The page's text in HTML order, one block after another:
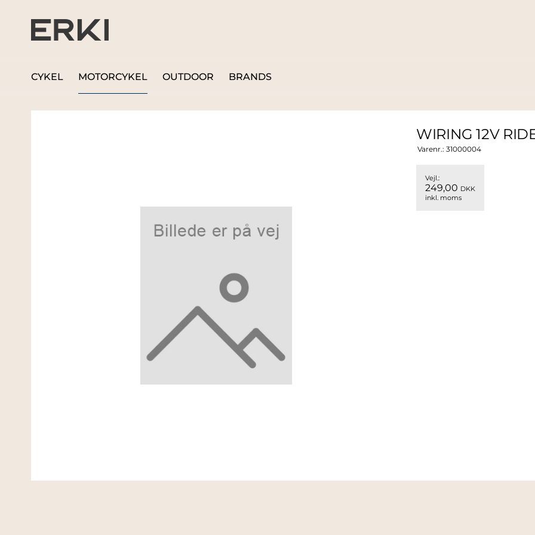
CYKEL MOTORCYKEL OUTDOOR BRANDS
WIRING 12V
Varenr.: 31000004
Vejl.:
249,00 DKK
inkl. moms